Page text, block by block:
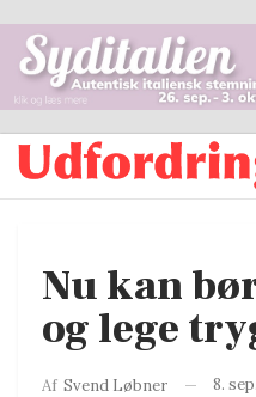
Nu kan
og lege
Af Svend Løbner 8.